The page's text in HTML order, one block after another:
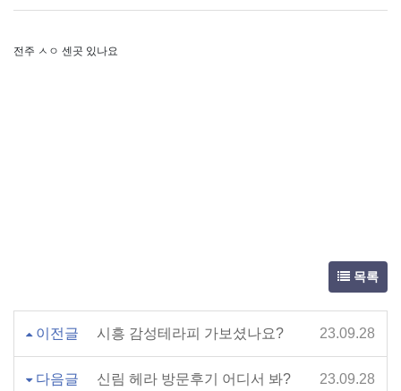
전주 ㅅㅇ 센곳 있나요
목록
이전글 시흥 감성테라피 가보셨나요? 23.09.28
다음글 신림 헤라 방문후기 어디서 봐? 23.09.28